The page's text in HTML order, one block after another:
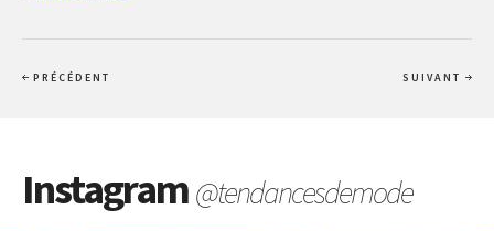
PRÉCÉDENT SUIVANT
Instagram@tendancesdemode